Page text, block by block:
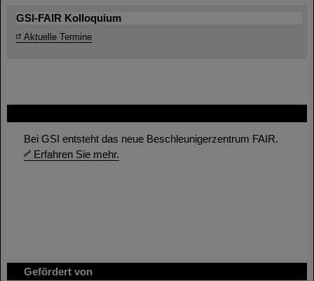
Bei GSI entsteht das neue Beschleunigerzentrum FAIR.
Erfahren Sie mehr.
Gefördert von
GSI-FAIR Kolloquium
Aktuelle Termine